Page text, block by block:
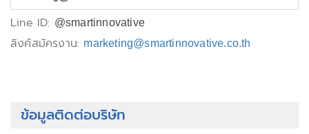
Line ID: @smartinnovative
ลิงค์สมัครงาน: marketing@smartinnovative.co.th
ข้อมูลติดต่อบริษัท